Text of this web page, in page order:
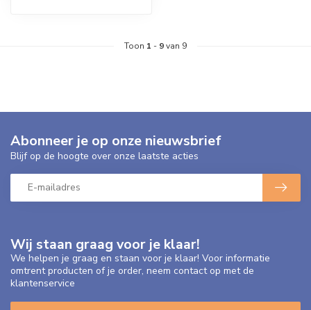
Toon 1 - 9van 9
Wij staan graag voor je klaar!
We helpen je graag en staan voor je klaar! Voor informatie
omtrent producten of je order, neem contact op met de
klantenservice
Abonneer je op onze nieuwsbrief
Blijf op de hoogte over onze laatste acties